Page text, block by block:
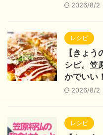
2026/8/2
レシピ
【きょ
シピ。笠
かでいい
2026/8/2
レシピ